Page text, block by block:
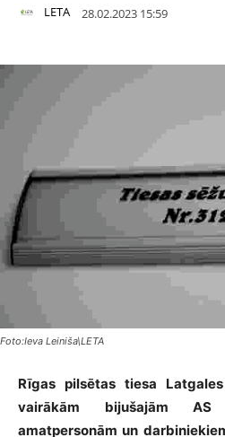
LETA 28.02.2023 15:59
Foto:Ieva Leiniša\LETA
Rīgas pilsētas tiesa
vairākām bijušajām
amatpersonām un